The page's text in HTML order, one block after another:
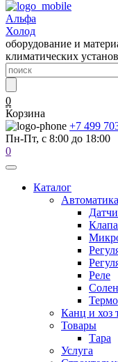
Альфа
Холод
оборудование и
климатических
0
Корзина
+7 499
Пн-Пт, с 8:00 до 18:00
0
Каталог
Реле
Канц и хоз
Товары
Тара
Услуга